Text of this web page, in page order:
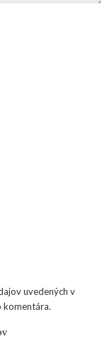
uvedených v
komentára.